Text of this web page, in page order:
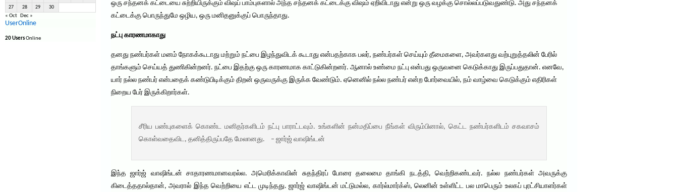
27 28 29 30
« Oct Dec »
UserOnline
20 UsersOnline
ஒரு சந்தனக் கட்டையை சுற்றியிருக்கும் விஷப் பாம்புகளால் அந்த சந்தனக் கட்டைக்கு விஷம் ஏறிவிடாது என்று ஒரு வழக்கு சொல்லப்படுவதுண்டு. அது சந்தனக்
கட்டைக்கு பொருந்துமே ஒழிய, ஒரு மனிதனுக்குப் பொருந்தாது.
நட்பு காரணமாகாது
தனது நண்பர்கள் மனம் நோகக்கூடாது மற்றும் நட்பை இழந்துவிடக் கூடாது என்பதற்காக பலர், நண்பர்கள் செய்யும் தீமைகளை, அவர்களது வற்புறுத்தலின் பேரில்
தாங்களும் செய்யத் துணிகின்றனர். நட்பை இதற்கு ஒரு காரணமாக காட்டுகின்றனர். ஆனால் உண்மை நட்பு என்பது ஒருவனை கெடுக்காது இருப்பதுதான். எனவே,
யார் நல்ல நண்பர் என்பதைக் கண்டுபிடிக்கும் திறன் ஒருவருக்கு இருக்க வேண்டும். ஏனெனில் நல்ல நண்பர் என்ற போர்வையில், நம் வாழ்வை கெடுக்கும் எதிரிகள்
நிறைய பேர் இருக்கிறார்கள்.
சீரிய பண்புகளைக் கொண்ட மனிதர்களிடம் நட்பு பாராட்டவும். உங்களின் நன்மதிப்பை நீங்கள் விரும்பினால், கெட்ட நண்பர்களிடம் சகவாசம்
கொள்வதைவிட, தனித்திருப்பதே மேலானது. – ஜார்ஜ் வாஷிங்டன்
இந்த ஜார்ஜ் வாஷிங்டன் சாதாரணமானவரல்ல. அமெரிக்காவின் சுதந்திரப் போரை தலைமை தாங்கி நடத்தி, வெற்றிகண்டவர். நல்ல நண்பர்கள் அவருக்கு
கிடைத்ததால்தான், அவரால் இந்த வெற்றியை எட்ட முடிந்தது. ஜார்ஜ் வாஷிங்டன் மட்டுமல்ல, கார்ல்மார்க்ஸ், லெனின் உள்ளிட்ட பல மாபெரும் உலகப் புரட்சியாளர்கள்